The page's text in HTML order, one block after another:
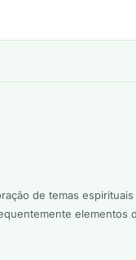
de temas
elementos